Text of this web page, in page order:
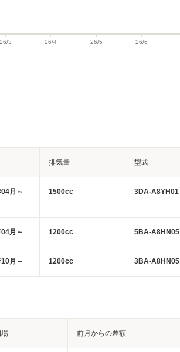
排気量 型式
月～ 1500cc 3DA-A8YH01
月～ 1200cc 5BA-A8HN05
月～ 1200cc 3BA-A8HN05
前月からの差額